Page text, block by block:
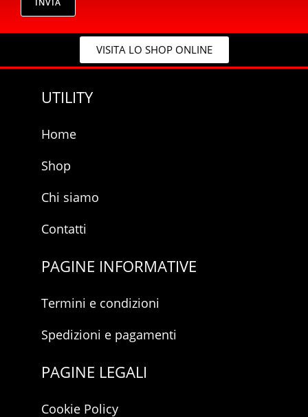
c
y
a
a
VISITA LO SHOP ONLINE
UTILITY
Home
Shop
Chi siamo
Contatti
PAGINE INFORMATIVE
Termini e condizioni
Spedizioni e pagamenti
PAGINE LEGALI
Cookie Policy